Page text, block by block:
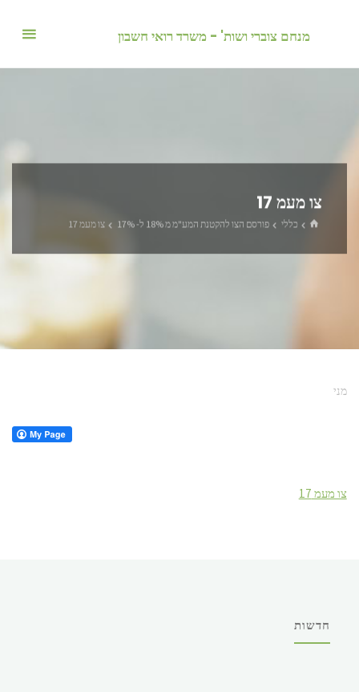
מנחם צוברי ושות' - משרד רואי חשבון
צו מעמ 17
בית כללי פורסם הצו להקטנת המע"מ מ 18% ל- 17% צו מעמ 17
מני
צו מעמ 17
חדשות